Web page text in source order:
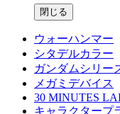
閉じる
ウォーハンマー
シタデルカラー
ガンダムシリー
メガミデバイス
30 MINUTES
キャラクタープ